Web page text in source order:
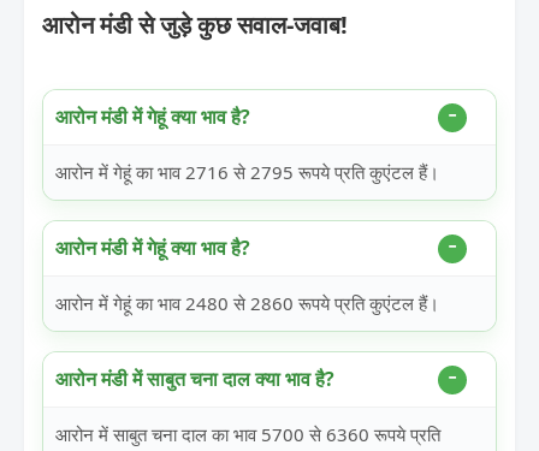
आरोन मंडी से जुड़े कुछ सवाल-जवाब!
आरोन मंडी में गेहूं क्या भाव है?
आरोन में गेहूं का भाव 2716 से 2795 रूपये प्रति कुएंटल हैं।
आरोन मंडी में गेहूं क्या भाव है?
आरोन में गेहूं का भाव 2480 से 2860 रूपये प्रति कुएंटल हैं।
आरोन मंडी में साबुत चना दाल क्या भाव है?
आरोन में साबुत चना दाल का भाव 5700 से 6360 रूपये प्रति